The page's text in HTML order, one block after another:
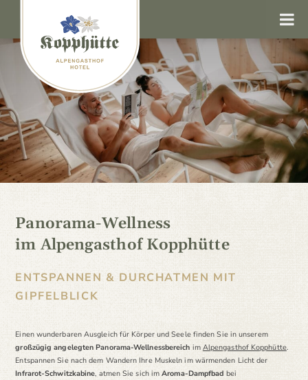
Panorama-Wellness
im Alpengasthof Kopphütte
ENTSPANNEN & DURCHATMEN MIT
GIPFELBLICK
Einen wunderbaren Ausgleich für Körper und Seele finden Sie in unserem
großzügig angelegten Panorama-Wellnessbereich im Alpengasthof Kopphütte.
Entspannen Sie nach dem Wandern Ihre Muskeln im wärmenden Licht der
Infrarot-Schwitzkabine, atmen Sie sich imAroma-Dampfbad bei